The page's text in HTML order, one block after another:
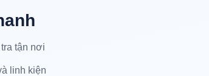
tận nơi
linh kiện